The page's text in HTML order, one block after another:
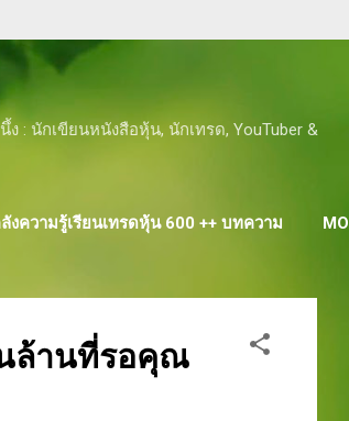
: นักเขียนหนังสือหุ้น, นักเทรด, YouTuber &
งความรู้เรียนเทรดหุ้น 600 ++ บทความ
ล้านที่รอคุณ